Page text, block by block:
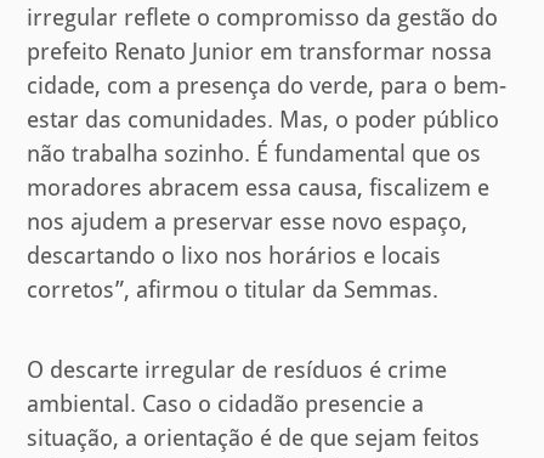
irregular reflete o compromisso da gestão do
prefeito Renato Junior em transformar nossa
cidade, com a presença do verde, para o bem-
estar das comunidades. Mas, o poder público
não trabalha sozinho. É fundamental que os
moradores abracem essa causa, fiscalizem e
nos ajudem a preservar esse novo espaço,
descartando o lixo nos horários e locais
corretos”, afirmou o titular da Semmas.
O descarte irregular de resíduos é crime
ambiental. Caso o cidadão presencie a
situação, a orientação é de que sejam feitos